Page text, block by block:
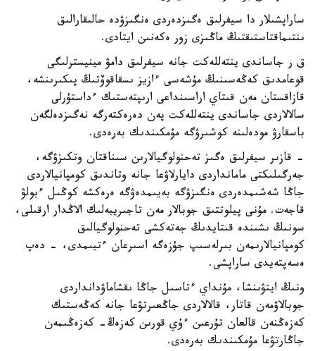
ساراپشىلار دا سيفرلىق ەگىزدەردى ەنگىزۋدە حالىقارالىق
ىنتىماقتاستىقتىڭ ماڭىزى زور ەكەنىن ايتادى.
ق ر جاساندى ينتەللەكت جانە سيفرلىق دامۋ مينيسترلىگى
قوعامدىق كەڭەسىنىڭ مۇشەسى ءازيز ىسقاقوۆتىڭ پىكىرىنشە،
قازاقستان مەن قىتاي اراسىنداعى ارىپتەستىك ءداستۇرلى
سالالاردى جاساندى ينتەللەكت پەن دەرەكتەرگە نەگىزدەلگەن
باسقارۋ مودەلىنە كوشىرۋگە مۇمكىندىك بەرەدى.
- قازىر سيفرلىق ەگىز تەحنولوگيالارىن سىناقتان وتكىزۋگە،
جەرگىلىكتى مامانداردى دايارلاۋعا جانە وتاندىق كومپانيالاردى
جاڭا شەشىمدەردى ەنگىزۋگە بەيىمدەۋگە ەرەكشە كوڭىل ءبولۋ
قاجەت. مۇنى پيلوتتىق جوبالار مەن تاجىريبەلىك الاڭدار ارقىلى،
سونىڭ ىشىندە قىتايدىڭ جەتەكشى تەحنولوگيالىق
كومپانيالارىمەن بىرلەسىپ جۇزەگە اسىرعان ءتيىمدى، - دەپ
ەسەپتەيدى ساراپشى.
ونىڭ ايتۋىنشا، مۇنداي ءتاسىل جاڭا ىقشاماۋدانداردى
جوبالاۋمەن قاتار، قالالاردى جاڭعىرتۋعا جانە كەڭەستىك
كەزەڭنەن قالعان تۇرعىن ءۇي قورىن كەزەڭ- كەزەڭىمەن
جاڭارتۋعا مۇمكىندىك بەرەدى.